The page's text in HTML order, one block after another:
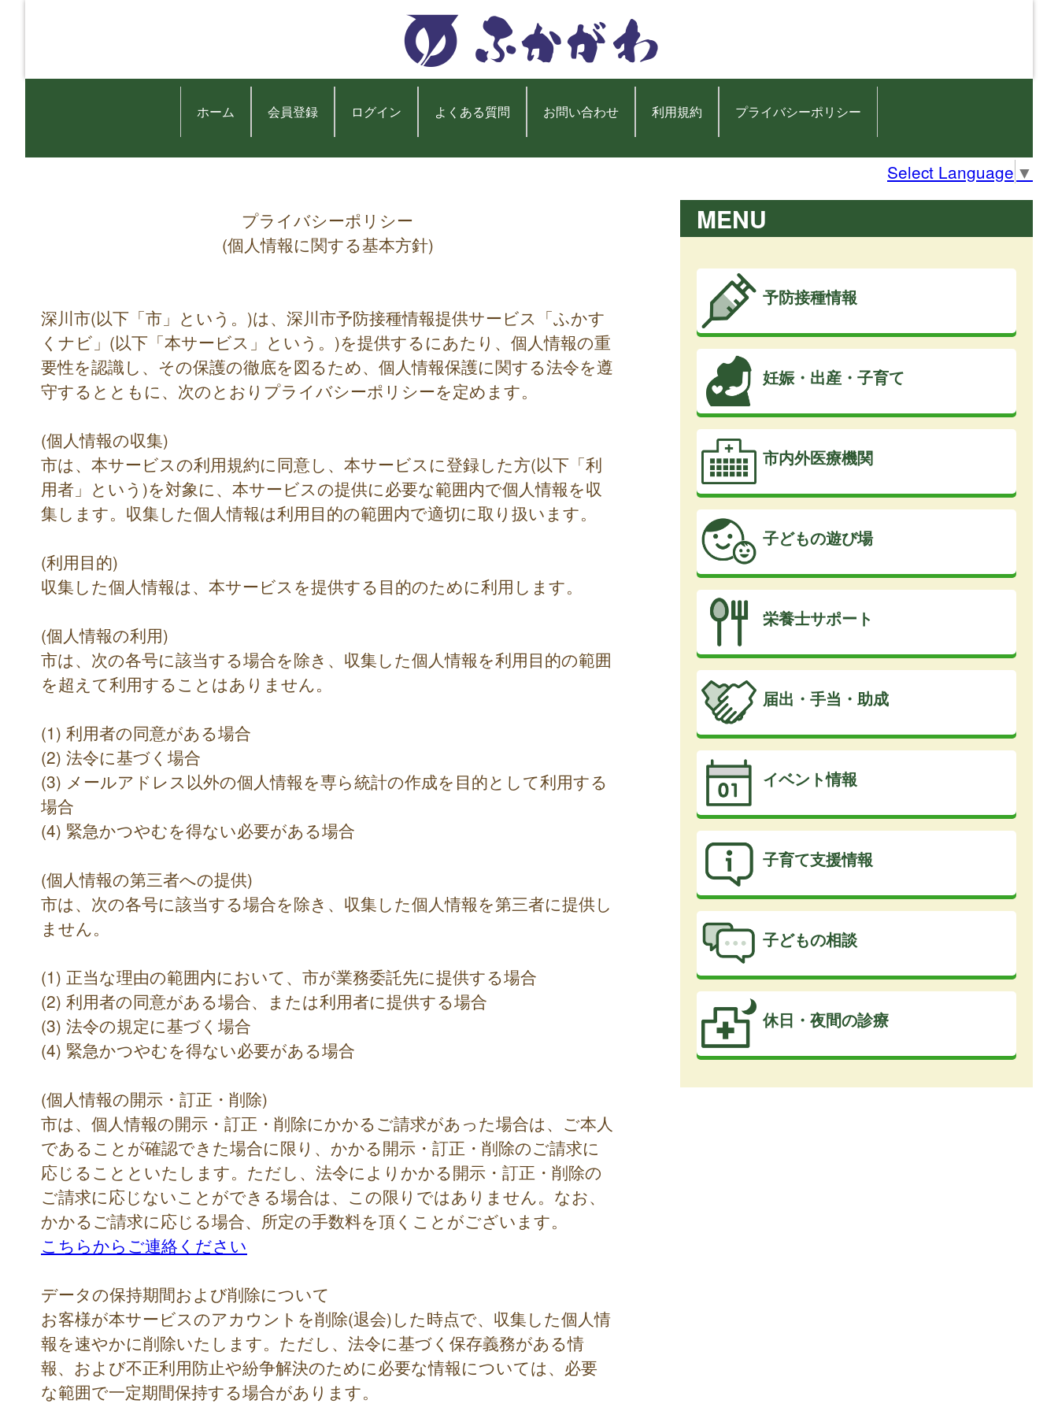
ホーム 会員登録 ログイン よくある質問 お問い合わせ 利用規約 プライバシーポリシー
Select Language ▼
プライバシーポリシー
(個人情報に関する基本方針)
深川市(以下「市」という。)は、深川市予防接種情報提供サービス「ふかす
くナビ」(以下「本サービス」という。)を提供するにあたり、個人情報の重
要性を認識し、その保護の徹底を図るため、個人情報保護に関する法令を遵
守するとともに、次のとおりプライバシーポリシーを定めます。
(個人情報の収集)
市は、本サービスの利用規約に同意し、本サービスに登録した方(以下「利
用者」という)を対象に、本サービスの提供に必要な範囲内で個人情報を収
集します。収集した個人情報は利用目的の範囲内で適切に取り扱います。
(利用目的)
収集した個人情報は、本サービスを提供する目的のために利用します。
(個人情報の利用)
市は、次の各号に該当する場合を除き、収集した個人情報を利用目的の範囲
を超えて利用することはありません。
(1) 利用者の同意がある場合
(2) 法令に基づく場合
(3) メールアドレス以外の個人情報を専ら統計の作成を目的として利用する
場合
(4) 緊急かつやむを得ない必要がある場合
(個人情報の第三者への提供)
市は、次の各号に該当する場合を除き、収集した個人情報を第三者に提供し
ません。
(1) 正当な理由の範囲内において、市が業務委託先に提供する場合
(2) 利用者の同意がある場合、または利用者に提供する場合
(3) 法令の規定に基づく場合
(4) 緊急かつやむを得ない必要がある場合
(個人情報の開示・訂正・削除)
市は、個人情報の開示・訂正・削除にかかるご請求があった場合は、ご本人
であることが確認できた場合に限り、かかる開示・訂正・削除のご請求に
応じることといたします。ただし、法令によりかかる開示・訂正・削除の
ご請求に応じないことができる場合は、この限りではありません。なお、
かかるご請求に応じる場合、所定の手数料を頂くことがございます。
こちらからご連絡ください
データの保持期間および削除について
お客様が本サービスのアカウントを削除(退会)した時点で、収集した個人情
報を速やかに削除いたします。ただし、法令に基づく保存義務がある情
報、および不正利用防止や紛争解決のために必要な情報については、必要
な範囲で一定期間保持する場合があります。
MENU
予防接種情報
妊娠・出産・子育て
市内外医療機関
子どもの遊び場
栄養士サポート
届出・手当・助成
イベント情報
子育て支援情報
子どもの相談
休日・夜間の診療